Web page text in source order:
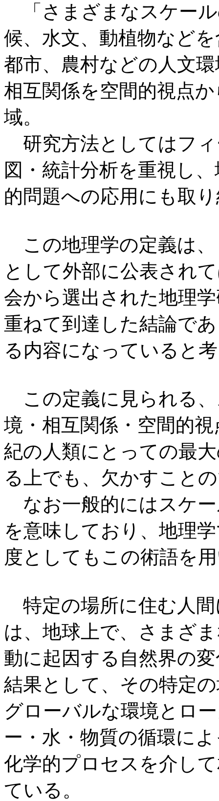
「さまざまなスケー
候、水文、動植物など
都市、農村などの人文
相互関係を空間的視点
域。
研究方法としてはフ
図・統計分析を重視し
的問題への応用にも取
この地理学の定義は、
として外部に公表され
会から選出された地理
重ねて到達した結論で
る内容になっていると
この定義に見られる
境・相互関係・空間的
紀の人類にとっての最
る上でも、欠かすこと
なお一般的にはスケ
を意味しており、地理
度としてもこの術語を
特定の場所に住む人
は、地球上で、さまざ
動に起因する自然界の
結果として、その特定
グローバルな環境とロ
ー・水・物質の循環に
化学的プロセスを介し
ている。